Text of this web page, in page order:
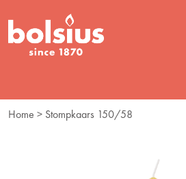
Home > Stompkaars 150/58